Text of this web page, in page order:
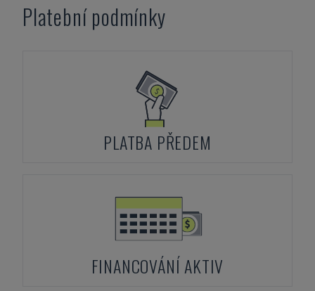
Platební podmínky
PLATBA PŘEDEM
FINANCOVÁNÍ AKTIV